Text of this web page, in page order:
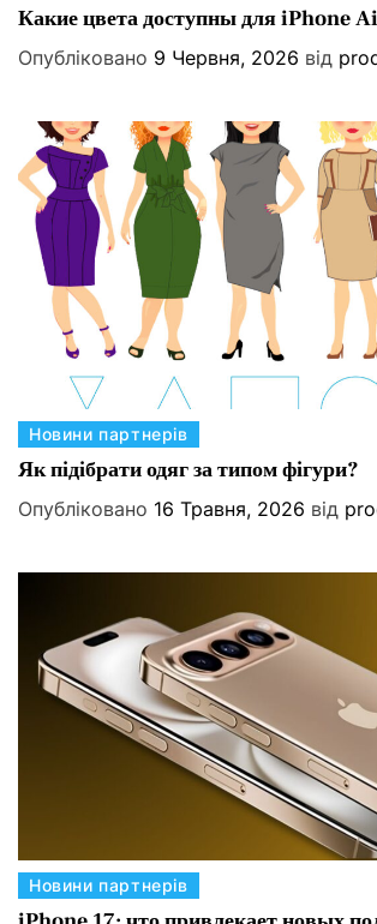
а
р
Какие цвета доступны для iPhone
Опубліковано 9 Червня, 2026 від
а
Новини партнерів
Як підібрати одяг за типом фігури?
Опубліковано 16 Травня, 2026 від
а
Новини партнерів